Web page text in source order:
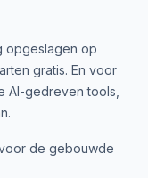
opgeslagen op
gratis. En voor
AI-gedreven tools,
de gebouwde